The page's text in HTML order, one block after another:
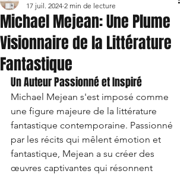
Michael Mejean: Une Plume
Visionnaire de la Littérature
Fantastique
17 juil. 2024 2 min de lecture
Un Auteur Passionné et Inspiré
Michael Mejean s'est imposé comme
une figure majeure de la littérature
fantastique contemporaine. Passionné
par les récits qui mêlent émotion et
fantastique, Mejean a su créer des
œuvres captivantes qui résonnent